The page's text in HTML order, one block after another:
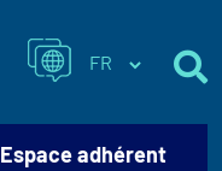
Espace adhérent